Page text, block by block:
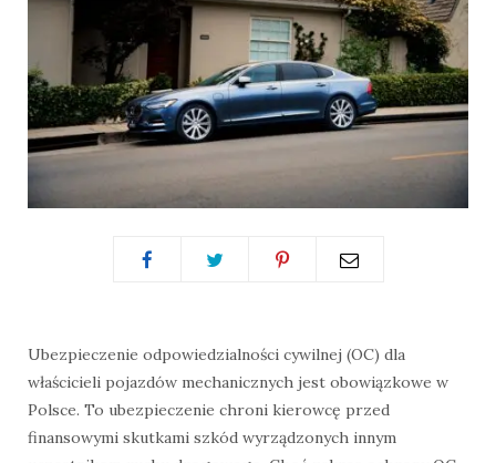
Ubezpieczenie odpowiedzialności cywilnej (OC) dla
właścicieli pojazdów mechanicznych jest obowiązkowe w
Polsce. To ubezpieczenie chroni kierowcę przed
finansowymi skutkami szkód wyrządzonych innym